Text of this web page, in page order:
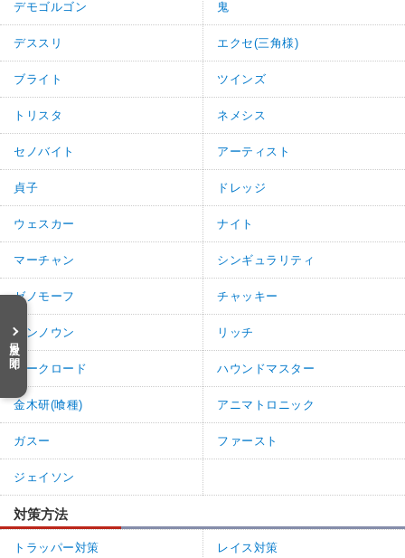
目次を開く
デモゴルゴン 鬼
デススリ エクセ(三角様)
ブライト ツインズ
トリスタ ネメシス
セノバイト アーティスト
貞子 ドレッジ
ウェスカー ナイト
マーチャン シンギュラリティ
ゼノモーフ チャッキー
アンノウン リッチ
ダークロード ハウンドマスター
金木研(喰種) アニマトロニック
ガスー ファースト
ジェイソン
対策方法
トラッパー対策 レイス対策